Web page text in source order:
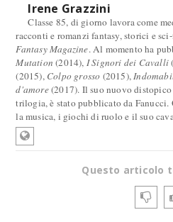
Irene Grazzini
Classe 85, di giorno lavora come
racconti e romanzi fantasy, storici e
Fantasy Magazine. Al momento ha
Mutation (2014), I Signori dei Cavalli
(2015), Colpo grosso (2015),
d'amore(2017). Il suo nuovo
trilogia, è stato pubblicato da
la musica, i giochi di ruolo e il suo
Questo articolo